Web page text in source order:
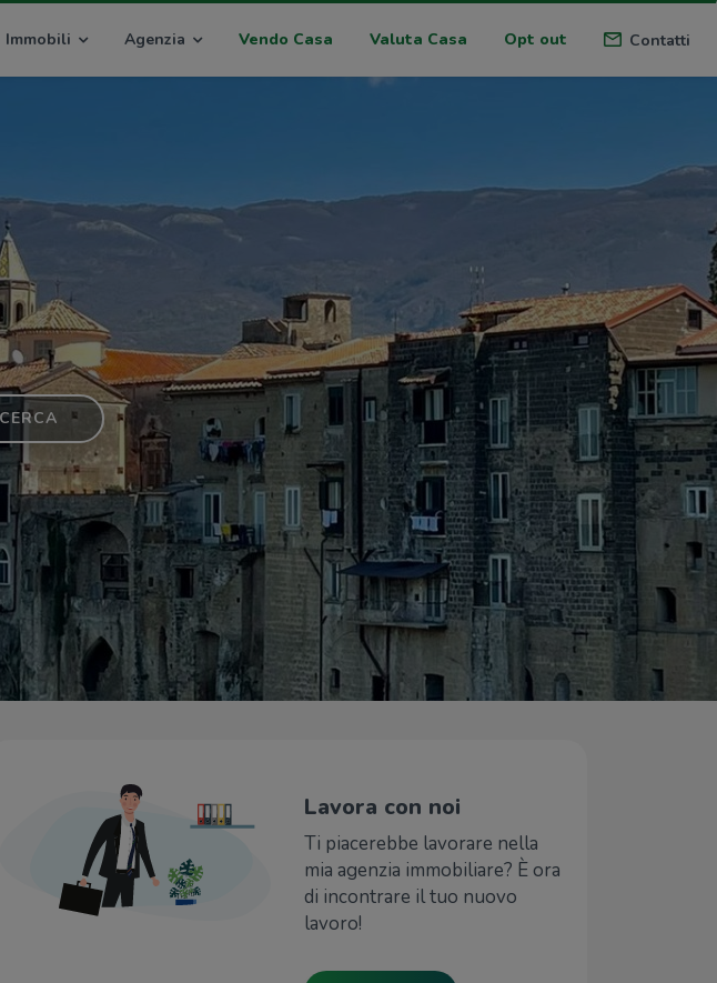
Immobili Agenzia Vendo Casa Valuta Casa Opt out Contatti
Lavora con noi
Ti piacerebbe lavorare nella
mia agenzia immobiliare? È ora
di incontrare il tuo nuovo
lavoro!